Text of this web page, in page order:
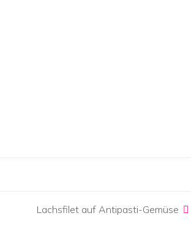
Lachsfilet auf Antipasti-Gemüse